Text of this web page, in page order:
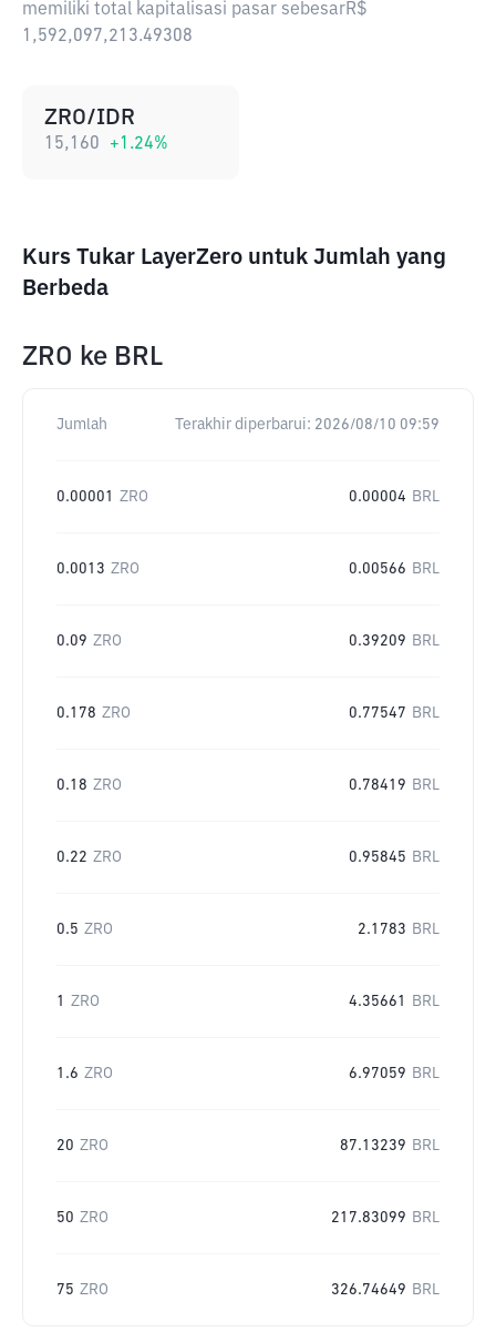
memiliki total kapitalisasi pasar sebesarR$
1,592,097,213.49308
ZRO/IDR
15,160 +1.24%
Kurs Tukar LayerZero untuk Jumlah yang
Berbeda
ZRO ke BRL
Jumlah Terakhir diperbarui: 2026/08/10 09:59
0.00001 ZRO 0.00004 BRL
0.0013 ZRO 0.00566 BRL
0.09 ZRO 0.39209 BRL
0.178 ZRO 0.77547 BRL
0.18 ZRO 0.78419 BRL
0.22 ZRO 0.95845 BRL
0.5 ZRO 2.1783 BRL
1 ZRO 4.35661 BRL
1.6 ZRO 6.97059 BRL
20 ZRO 87.13239 BRL
50 ZRO 217.83099 BRL
75 ZRO 326.74649 BRL